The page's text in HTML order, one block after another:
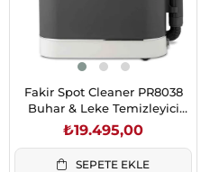
Fakir Spot Cleaner PR8038
Buhar & Leke Temizleyici
(41005210)
₺19.495,00
SEPETE EKLE